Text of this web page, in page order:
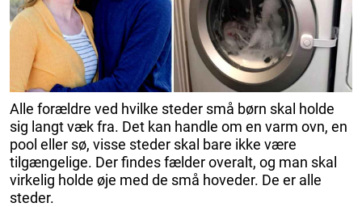
Alle forældre ved hvilke steder små børn skal holde
sig langt væk fra. Det kan handle om en varm ovn, en
pool eller sø, visse steder skal bare ikke være
tilgængelige. Der findes fælder overalt, og man skal
virkelig holde øje med de små hoveder. De er alle
steder.